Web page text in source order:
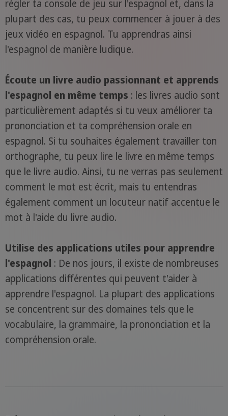
régler ta console de jeu sur l'espagnol et, dans la
plupart des cas, tu peux commencer à jouer à des
jeux vidéo en espagnol. Tu apprendras ainsi
l'espagnol de manière ludique.
Écoute un livre audio passionnant et apprends
l'espagnol en même temps : les livres audio sont
particulièrement adaptés si tu veux améliorer ta
prononciation et ta compréhension orale en
espagnol. Si tu souhaites également travailler ton
orthographe, tu peux lire le livre en même temps
que le livre audio. Ainsi, tu ne verras pas seulement
comment le mot est écrit, mais tu entendras
également comment un locuteur natif accentue le
mot à l'aide du livre audio.
Utilise des applications utiles pour apprendre
l'espagnol : De nos jours, il existe de nombreuses
applications différentes qui peuvent t'aider à
apprendre l'espagnol. La plupart des applications
se concentrent sur des domaines tels que le
vocabulaire, la grammaire, la prononciation et la
compréhension orale.